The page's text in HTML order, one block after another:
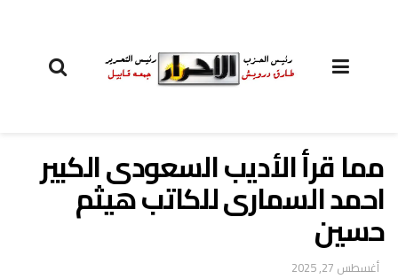
مما قرأ الأديب السعودى الكبير
احمد السمارى للكاتب هيثم
حسين
أغسطس 27, 2025